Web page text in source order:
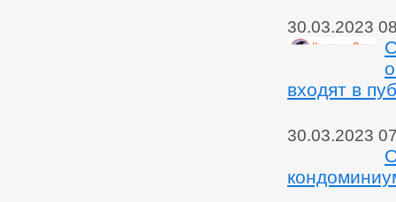
30.03.2023
входят в
30.03.2023